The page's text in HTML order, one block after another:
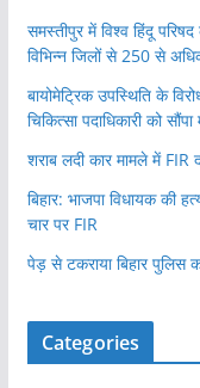
समस्तीपुर में विश्व हिंदू
विभिन्न जिलों से 250 से
बायोमेट्रिक उपस्थिति के
चिकित्सा पदाधिकारी को
शराब लदी कार मामले में FIR
बिहार: भाजपा विधायक
चार पर FIR
पेड़ से टकराया बिहार पुलिस
Categories